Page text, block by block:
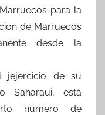
para la
de Marruecos
desde la
jejercicio de su
Saharaui, està
numero de